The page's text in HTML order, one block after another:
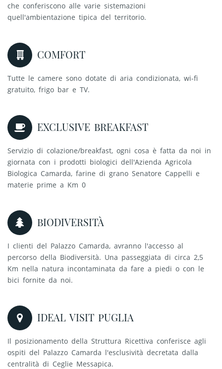
che conferiscono alle varie sistemazioni
quell'ambientazione tipica del territorio.
COMFORT
Tutte le camere sono dotate di aria condizionata, wi-fi
gratuito, frigo bar e TV.
EXCLUSIVE BREAKFAST
Servizio di colazione/breakfast, ogni cosa è fatta da noi in
giornata con i prodotti biologici dell'Azienda Agricola
Biologica Camarda, farine di grano Senatore Cappelli e
materie prime a Km 0
BIODIVERSITÀ
I clienti del Palazzo Camarda, avranno l'accesso al
percorso della Biodiversità. Una passeggiata di circa 2,5
Km nella natura incontaminata da fare a piedi o con le
bici fornite da noi.
IDEAL VISIT PUGLIA
Il posizionamento della Struttura Ricettiva conferisce agli
ospiti del Palazzo Camarda l'esclusività decretata dalla
centralità di Ceglie Messapica.